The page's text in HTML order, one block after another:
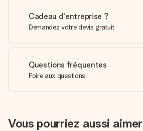
Cadeau d'entreprise ?
Demandez votre devis gratuit
Questions fréquentes
Foire aux questions
Vous pourriez aussi aimer